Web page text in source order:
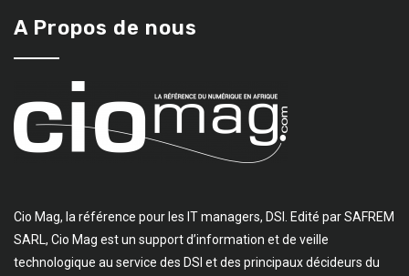
A Propos de nous
Cio Mag, la référence pour les IT managers, DSI. Edité par SAFREM
SARL, Cio Mag est un support d’information et de veille
technologique au service des DSI et des principaux décideurs du